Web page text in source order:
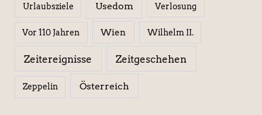
Urlaubsziele Usedom Verlosung
Vor 110 Jahren Wien Wilhelm II.
Zeitereignisse Zeitgeschehen
Zeppelin Österreich